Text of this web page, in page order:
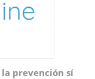
la prevención sí